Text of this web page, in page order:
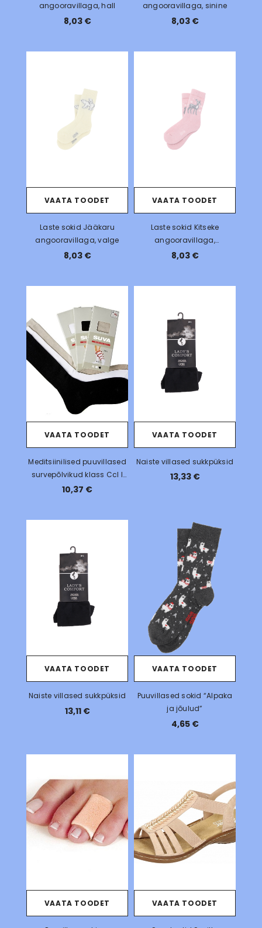
angooravillaga, hall
8,03 €
angooravillaga, sinine
8,03 €
VAATA TOODET
Laste sokid Jääkaru
angooravillaga, valge
8,03 €
VAATA TOODET
Laste sokid Kitseke
angooravillaga,
roosa/hall
8,03 €
VAATA TOODET
Meditsiinilised puuvillased
survepõlvikud klass Ccl I
15-21 mm Hg
10,37 €
VAATA TOODET
Naiste villased sukkpüksid
13,33 €
VAATA TOODET
Naiste villased sukkpüksid
13,11 €
VAATA TOODET
Puuvillased sokid “Alpaka
ja jõulud”
4,65 €
VAATA TOODET VAATA TOODET